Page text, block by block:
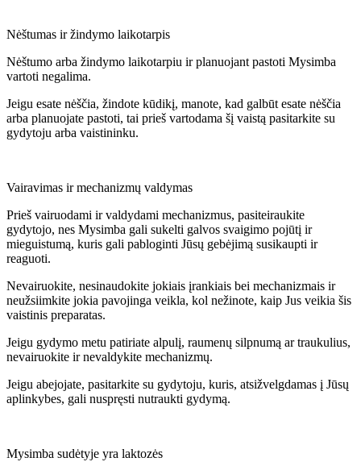
Nėštumas ir žindymo laikotarpis
Nėštumo arba žindymo laikotarpiu ir planuojant pastoti Mysimba
vartoti negalima.
Jeigu esate nėščia, žindote kūdikį, manote, kad galbūt esate nėščia
arba planuojate pastoti, tai prieš vartodama šį vaistą pasitarkite su
gydytoju arba vaistininku.
Vairavimas ir mechanizmų valdymas
Prieš vairuodami ir valdydami mechanizmus, pasiteiraukite
gydytojo, nes Mysimba gali sukelti galvos svaigimo pojūtį ir
mieguistumą, kuris gali pabloginti Jūsų gebėjimą susikaupti ir
reaguoti.
Nevairuokite, nesinaudokite jokiais įrankiais bei mechanizmais ir
neužsiimkite jokia pavojinga veikla, kol nežinote, kaip Jus veikia šis
vaistinis preparatas.
Jeigu gydymo metu patiriate alpulį, raumenų silpnumą ar traukulius,
nevairuokite ir nevaldykite mechanizmų.
Jeigu abejojate, pasitarkite su gydytoju, kuris, atsižvelgdamas į Jūsų
aplinkybes, gali nuspręsti nutraukti gydymą.
Mysimba sudėtyje yra laktozės